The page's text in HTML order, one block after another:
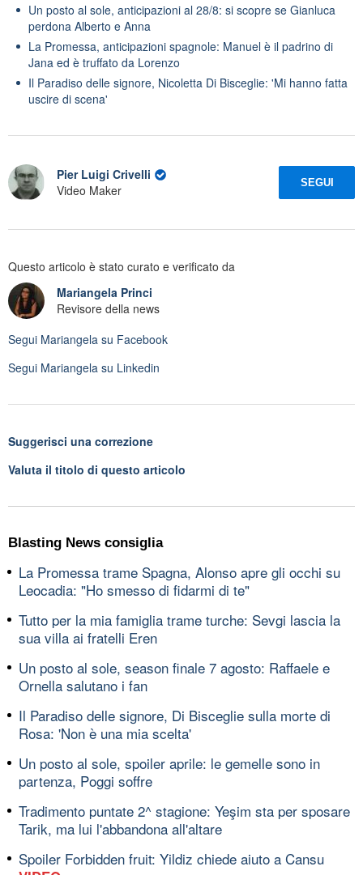
Un posto al sole, anticipazioni al 28/8: si scopre se Gianluca
perdona Alberto e Anna
La Promessa, anticipazioni spagnole: Manuel è il padrino di
Jana ed è truffato da Lorenzo
Il Paradiso delle signore, Nicoletta Di Bisceglie: 'Mi hanno fatta
uscire di scena'
Pier Luigi Crivelli
Video Maker
SEGUI
Questo articolo è stato curato e verificato da
Mariangela Princi
Revisore della news
Segui Mariangela su Facebook
Segui Mariangela su Linkedin
Suggerisci una correzione
Valuta il titolo di questo articolo
Blasting News consiglia
La Promessa trame Spagna, Alonso apre gli occhi su
Leocadia: "Ho smesso di fidarmi di te"
Tutto per la mia famiglia trame turche: Sevgi lascia la
sua villa ai fratelli Eren
Un posto al sole, season finale 7 agosto: Raffaele e
Ornella salutano i fan
Il Paradiso delle signore, Di Bisceglie sulla morte di
Rosa: 'Non è una mia scelta'
Un posto al sole, spoiler aprile: le gemelle sono in
partenza, Poggi soffre
Tradimento puntate 2^ stagione: Yeşim sta per sposare
Tarik, ma lui l'abbandona all'altare
Spoiler Forbidden fruit: Yildiz chiede aiuto a Cansu